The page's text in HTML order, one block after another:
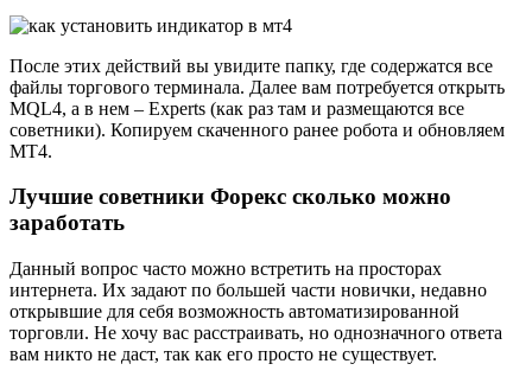
После этих действий вы увидите папку, где содержатся все
файлы торгового терминала. Далее вам потребуется открыть
MQL4, а в нем – Experts (как раз там и размещаются все
советники). Копируем скаченного ранее робота и обновляем
МТ4.
Лучшие советники Форекс сколько можно
заработать
Данный вопрос часто можно встретить на просторах
интернета. Их задают по большей части новички, недавно
открывшие для себя возможность автоматизированной
торговли. Не хочу вас расстраивать, но однозначного ответа
вам никто не даст, так как его просто не существует.